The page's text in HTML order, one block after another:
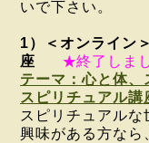
いで下さい。
1）＜オンライン
座
★終了しま
テーマ：心と体
スピリチュアル講
スピリチュアル
興味がある方なら